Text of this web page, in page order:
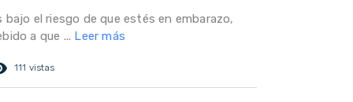
bajo el riesgo de que estés en embarazo,
a que ... Leer más
111 vistas